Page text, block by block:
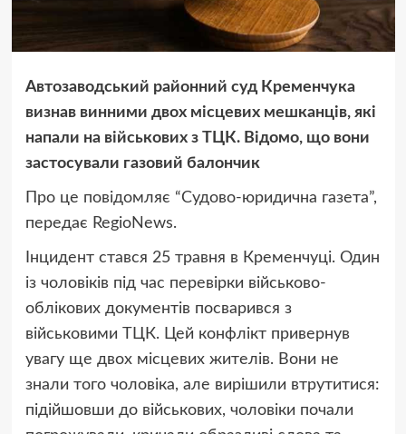
Автозаводський районний суд Кременчука
визнав винними двох місцевих мешканців, які
напали на військових з ТЦК. Відомо, що вони
застосували газовий балончик
Про це повідомляє “Судово-юридична газета”,
передає RegioNews.
Інцидент стався 25 травня в Кременчуці. Один
із чоловіків під час перевірки військово-
облікових документів посварився з
військовими ТЦК. Цей конфлікт привернув
увагу ще двох місцевих жителів. Вони не
знали того чоловіка, але вирішили втрутитися:
підійшовши до військових, чоловіки почали